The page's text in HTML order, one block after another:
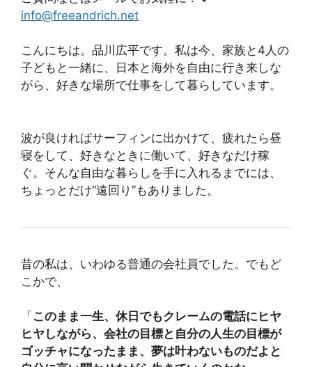
info@freeandrich.net
こんにちは。品川広平です。私は今、家族と4人の
子どもと一緒に、日本と海外を自由に行き来しな
がら、好きな場所で仕事をして暮らしています。
波が良ければサーフィンに出かけて、疲れたら昼
寝をして、好きなときに働いて、好きなだけ稼
ぐ。そんな自由な暮らしを手に入れるまでには、
ちょっとだけ“遠回り”もありました。
昔の私は、いわゆる普通の会社員でした。でもど
こかで、
「 このまま一生、休日でもクレームの電話にヒヤ
ヒヤしながら、会社の目標と自分の人生の目標が
ゴッチャになったまま、夢は叶わないものだよと